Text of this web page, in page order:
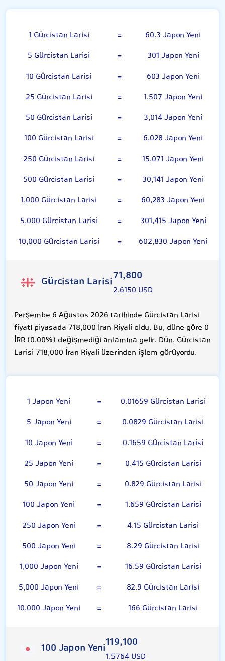
1 Gürcistan Larisi =
60.3 Japon Yeni
5 Gürcistan Larisi
=
301 Japon Yeni
10 Gürcistan Larisi
=
603 Japon Yeni
25 Gürcistan Larisi
=
1,507 Japon Yeni
50 Gürcistan Larisi
=
3,014 Japon Yeni
100 Gürcistan Larisi
=
6,028 Japon Yeni
250 Gürcistan Larisi
=
15,071 Japon Yeni
500 Gürcistan Larisi
=
30,141 Japon Yeni
1,000 Gürcistan Larisi
=
60,283 Japon Yeni
5,000 Gürcistan Larisi
=
301,415 Japon Yeni
10,000 Gürcistan Larisi
= 602,830 Japon Yeni
Gürcistan Larisi71,800
2.6150 USD
Perşembe 6 Ağustos 2026 tarihinde Gürcistan Larisi
fiyatı piyasada 718,000 İran Riyali oldu. Bu, düne göre 0
İRR (0.00%) değişmediği anlamına gelir. Dün, Gürcistan
Larisi 718,000 İran Riyali üzerinden işlem görüyordu.
1 Japon Yeni =
0.01659 Gürcistan Larisi
5 Japon Yeni
=
0.0829 Gürcistan Larisi
10 Japon Yeni
=
0.1659 Gürcistan Larisi
25 Japon Yeni
=
0.415 Gürcistan Larisi
50 Japon Yeni
=
0.829 Gürcistan Larisi
100 Japon Yeni
=
1.659 Gürcistan Larisi
250 Japon Yeni
=
4.15 Gürcistan Larisi
500 Japon Yeni
=
8.29 Gürcistan Larisi
1,000 Japon Yeni
=
16.59 Gürcistan Larisi
5,000 Japon Yeni
=
82.9 Gürcistan Larisi
10,000 Japon Yeni
= 166 Gürcistan Larisi
100 Japon Yeni119,100
1.5764 USD